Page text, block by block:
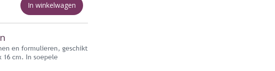
In winkelwagen
en formulieren, geschikt
cm. In soepele